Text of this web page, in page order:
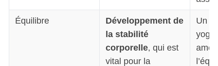
Équilibre
Développement de
la stabilité
corporelle, qui est
vital pour la
Un
yoga